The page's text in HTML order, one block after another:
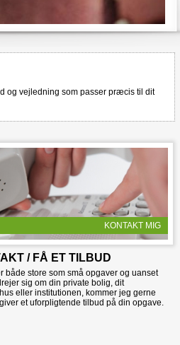
og vejledning som passer præcis til dit
KONTAKT MIG
/ FÅ ET TILBUD
både store som små opgaver og uanset
sig om din private bolig, dit
eller institutionen, kommer jeg gerne
et uforpligtende tilbud på din opgave.